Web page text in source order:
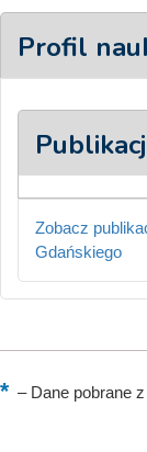
Profil
Zobacz
Gdańskiego
–Dane pobrane